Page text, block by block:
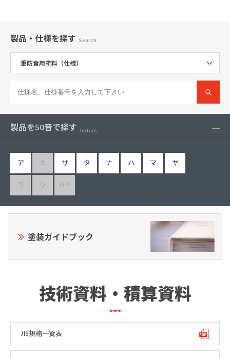
製品・仕様を探す Search
製品を50音で探す Initials
ア カ サ タ ナ ハ マ ヤ
ラ ワ 0-9
塗装ガイドブック
技術資料・積算資料
JIS規格一覧表